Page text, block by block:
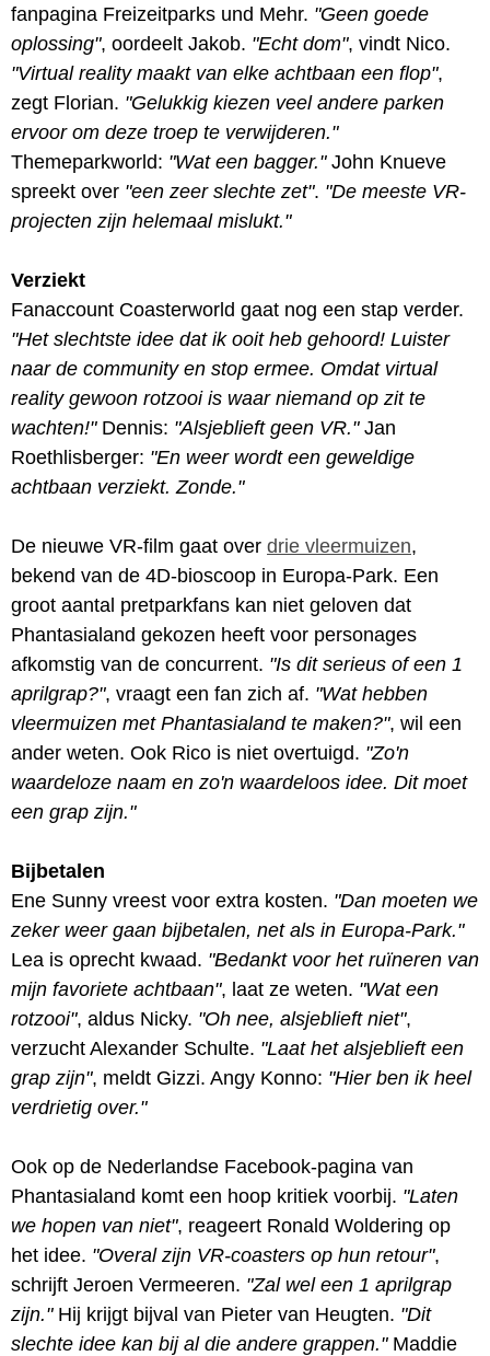
fanpagina Freizeitparks und Mehr. "Geen goede
oplossing", oordeelt Jakob. "Echt dom", vindt Nico.
"Virtual reality maakt van elke achtbaan een flop",
zegt Florian. "Gelukkig kiezen veel andere parken
ervoor om deze troep te verwijderen."
Themeparkworld: "Wat een bagger."John Knueve
spreekt over "een zeer slechte zet". "De meeste VR-
projecten zijn helemaal mislukt."
Verziekt
Fanaccount Coasterworld gaat nog een stap verder.
"Het slechtste idee dat ik ooit heb gehoord! Luister
naar de community en stop ermee. Omdat virtual
reality gewoon rotzooi is waar niemand op zit te
wachten!"Dennis: "Alsjeblieft geen VR."Jan
Roethlisberger: "En weer wordt een geweldige
achtbaan verziekt. Zonde."
De nieuwe VR-film gaat over drie vleermuizen,
bekend van de 4D-bioscoop in Europa-Park. Een
groot aantal pretparkfans kan niet geloven dat
Phantasialand gekozen heeft voor personages
afkomstig van de concurrent. "Is dit serieus of een 1
aprilgrap?", vraagt een fan zich af. "Wat hebben
vleermuizen met Phantasialand te maken?", wil een
ander weten. Ook Rico is niet overtuigd. "Zo'n
waardeloze naam en zo'n waardeloos idee. Dit moet
een grap zijn."
Bijbetalen
Ene Sunny vreest voor extra kosten. "Dan moeten we
zeker weer gaan bijbetalen, net als in Europa-Park."
Lea is oprecht kwaad. "Bedankt voor het ruïneren van
mijn favoriete achtbaan", laat ze weten. "Wat een
rotzooi", aldus Nicky. "Oh nee, alsjeblieft niet",
verzucht Alexander Schulte. "Laat het alsjeblieft een
grap zijn", meldt Gizzi. Angy Konno: "Hier ben ik heel
verdrietig over."
Ook op de Nederlandse Facebook-pagina van
Phantasialand komt een hoop kritiek voorbij. "Laten
we hopen van niet", reageert Ronald Woldering op
het idee. "Overal zijn VR-coasters op hun retour",
schrijft Jeroen Vermeeren. "Zal wel een 1 aprilgrap
zijn."Hij krijgt bijval van Pieter van Heugten. "Dit
slechte idee kan bij al die andere grappen."Maddie